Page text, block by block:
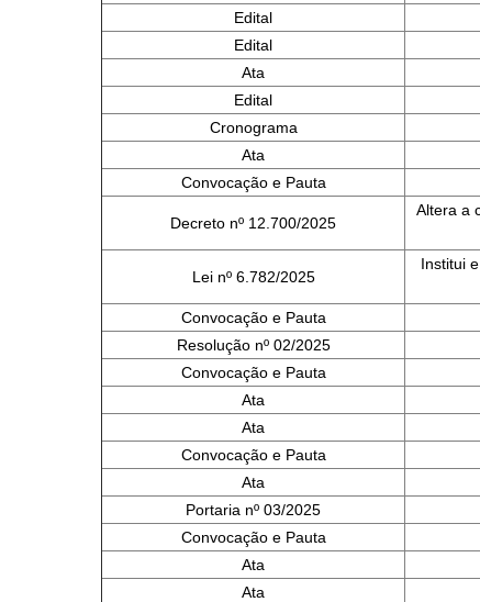
Edital
Edital
Ata
Edital
Cronograma
Ata
Convocação e Pauta
Decreto nº 12.700/2025
Altera a
Lei nº 6.782/2025
Institui
Convocação e Pauta
Resolução nº 02/2025
Convocação e Pauta
Ata
Ata
Convocação e Pauta
Ata
Portaria nº 03/2025
Convocação e Pauta
Ata
Ata